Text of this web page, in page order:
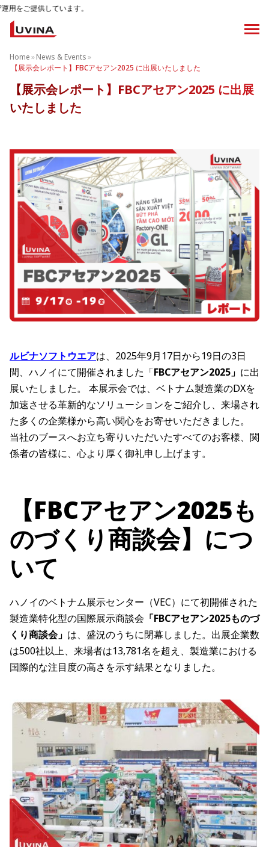
ています。
Home»News & Events»
【展示会レポート】FBCアセアン2025 に出展いたしました
【展示会レポート】FBCアセアン2025 に出展
いたしました
ルビナソフトウエアは、2025年9月17日から19日の3日
間、ハノイにて開催されました「FBCアセアン2025」 に出
展いたしました。 本展示会では、ベトナム製造業のDXを
加速させる革新的なソリューションをご紹介し、来場され
た多くの企業様から高い関心をお寄せいただきました。
当社のブースへお立ち寄りいただいたすべてのお客様、関
係者の皆様に、心より厚く御礼申し上げます。
【FBCアセアン2025も
のづくり商談会】につ
いて
ハノイのベトナム展示センター（VEC）にて初開催された
製造業特化型の国際展示商談会 「FBCアセアン2025ものづ
くり商談会」 は、盛況のうちに閉幕しました。出展企業数
は500社以上、来場者は13,781名を超え、製造業における
国際的な注目度の高さを示す結果となりました。